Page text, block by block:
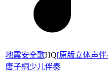
地震安全歌HQ[原版立体声伴
唐子桐 少儿伴奏